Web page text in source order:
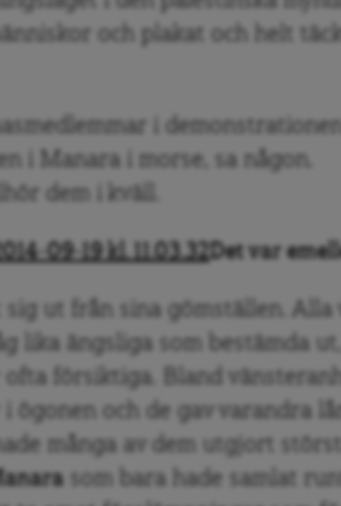
och plakat och helt
i
i Manara i morse, sa någon.
dem i kväll.
Det var
sig ut från sina gömställen. Alla
lika ängsliga som bestämda
ofta försiktiga. Bland
i ögonen och de gav varandra
många av dem utgjort
som bara hade samlat